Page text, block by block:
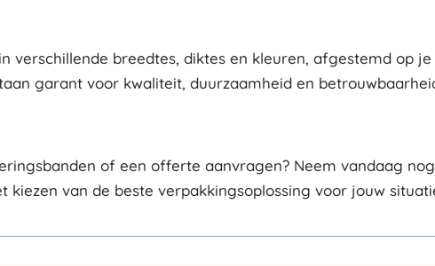
verschillende breedtes, diktes en kleuren, afgestemd op
garant voor kwaliteit, duurzaamheid en
of een offerte aanvragen? Neem vandaag
van de beste verpakkingsoplossing voor jouw